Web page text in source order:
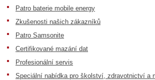
Patro baterie mobile energy
Zkušenosti našich zákazníků
Patro Samsonite
Certifikované mazání dat
Profesionální servis
Speciální nabídka pro školství, zdravotnictví a